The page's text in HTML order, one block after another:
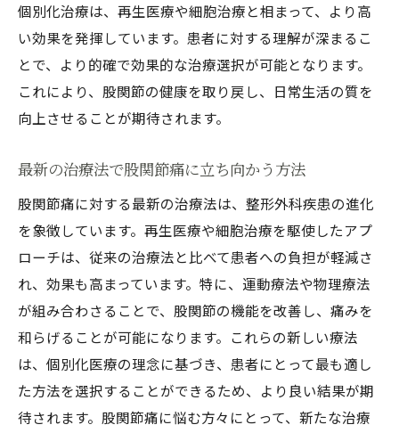
個別化治療は、再生医療や細胞治療と相まって、より高
い効果を発揮しています。患者に対する理解が深まるこ
とで、より的確で効果的な治療選択が可能となります。
これにより、股関節の健康を取り戻し、日常生活の質を
向上させることが期待されます。
最新の治療法で股関節痛に立ち向かう方法
股関節痛に対する最新の治療法は、整形外科疾患の進化
を象徴しています。再生医療や細胞治療を駆使したアプ
ローチは、従来の治療法と比べて患者への負担が軽減さ
れ、効果も高まっています。特に、運動療法や物理療法
が組み合わさることで、股関節の機能を改善し、痛みを
和らげることが可能になります。これらの新しい療法
は、個別化医療の理念に基づき、患者にとって最も適し
た方法を選択することができるため、より良い結果が期
待されます。股関節痛に悩む方々にとって、新たな治療